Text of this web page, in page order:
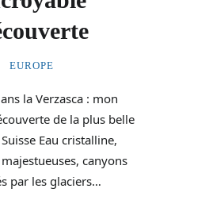
EUROPE
la Verzasca : mon
de la plus belle
Eau cristalline,
canyons
par les glaciers…